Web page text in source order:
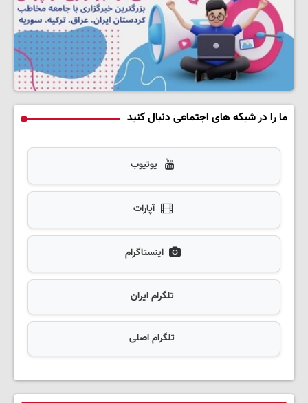
ما را در شبکه های اجتماعی دنبال کنید
یوتیوب
آپارات
اینستاگرام
تلگرام ایران
تلگرام اصلی